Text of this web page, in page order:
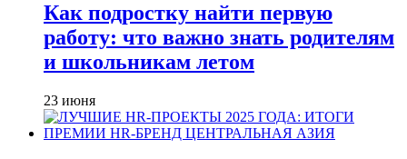
Как подростку найти первую
работу: что важно знать родителям
и школьникам летом
23 июня